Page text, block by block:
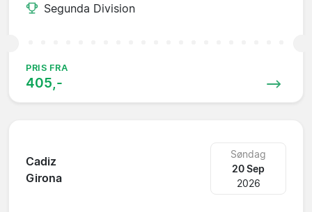
Segunda Division
PRIS FRA
405,-
Cadiz
Girona
Søndag
20 Sep
2026